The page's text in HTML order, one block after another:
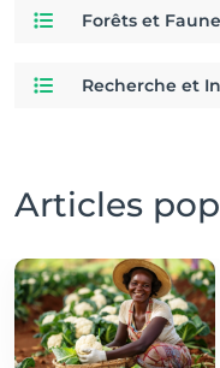
Forêts et Faune
Recherche et
Articles